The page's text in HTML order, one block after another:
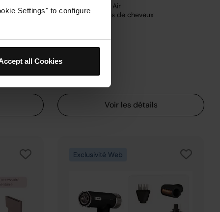
Settings" to configure
all Cookies
ou sec
Technologie : Air
Tous les types de cheveux
199,99 €
Voir les détails
Exclusivité Web